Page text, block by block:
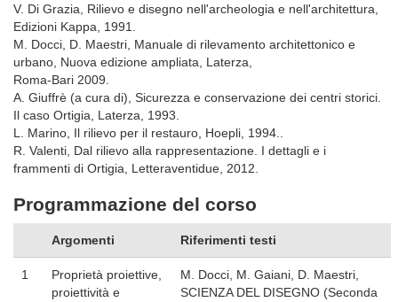
V. Di Grazia, Rilievo e disegno nell'archeologia e nell'architettura,
Edizioni Kappa, 1991.
M. Docci, D. Maestri, Manuale di rilevamento architettonico e
urbano, Nuova edizione ampliata, Laterza,
Roma-Bari 2009.
A. Giuffrè (a cura di), Sicurezza e conservazione dei centri storici.
Il caso Ortigia, Laterza, 1993.
L. Marino, Il rilievo per il restauro, Hoepli, 1994..
R. Valenti, Dal rilievo alla rappresentazione. I dettagli e i
frammenti di Ortigia, Letteraventidue, 2012.
Programmazione del corso
Argomenti Riferimenti testi
1
Proprietà proiettive,
proiettività e
M. Docci, M. Gaiani, D. Maestri,
SCIENZA DEL DISEGNO (Seconda